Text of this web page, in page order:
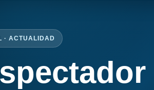
· ACTUALIDAD